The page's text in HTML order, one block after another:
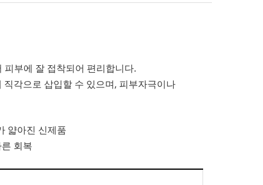
부에 잘 접착되어 편리합니다.
각으로 삽입할 수 있으며, 피부자극이나
얇아진 신제품
회복